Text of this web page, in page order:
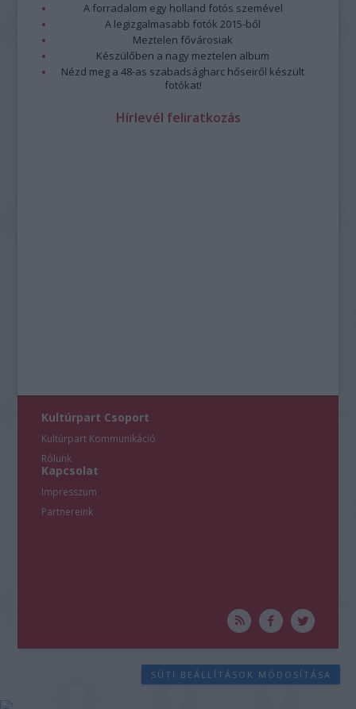
A forradalom egy holland fotós szemével
A legizgalmasabb fotók 2015-ből
Meztelen fővárosiak
Készülőben a nagy meztelen album
Nézd meg a 48-as szabadságharc hőseiről készült
fotókat!
Hírlevél feliratkozás
Kultúrpart Csoport
Kultúrpart Kommunikáció
Rólunk
Kapcsolat
Impresszum
Partnereink
SÜTI BEÁLLÍTÁSOK MÓDOSÍTÁSA